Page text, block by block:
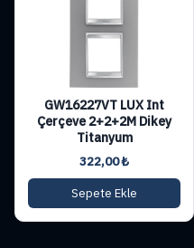
GW16227VT LUX Int
Çerçeve 2+2+2M Dikey
Titanyum
322,00₺
Sepete Ekle